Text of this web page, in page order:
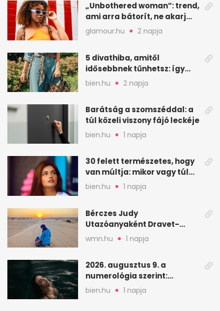
„Unbothered woman”: trend,
ami arra bátorít, ne akarj
mindenkinek megfelelni
glamour.hu 2 napja
5 divathiba, amitől
idősebbnek tűnhetsz: így
frissíts a megjelenéseden
bien.hu 2 napja
Barátság a szomszéddal: a
túl közeli viszony fájó leckéje
bien.hu 1 napja
30 felett természetes, hogy
van múltja: mikor vagy túl
válogatós?
bien.hu 1 napja
Bérczes Judy
Utazóanyaként Dravet-
szindrómás kislányával is
wmn.hu 1 napja
2026. augusztus 9. a
numerológia szerint:
lezárás, megbocsátás,
bien.hu 1 napja